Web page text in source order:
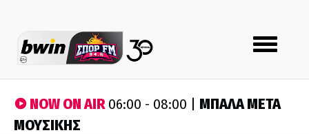
Toggle
navigation
NOW ON AIR06:00 - 08:00 | ΜΠΑΛΑ ΜΕΤΑ
ΜΟΥΣΙΚΗΣ